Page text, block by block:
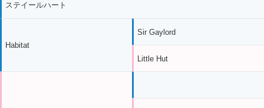
ステイールハート
Habitat
Sir Gaylord
Little Hut